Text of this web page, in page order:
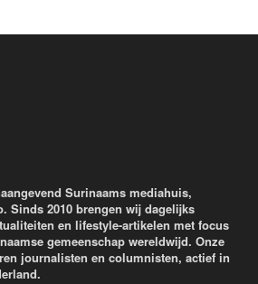
Surinaams mediahuis,
Sinds 2010 brengen wij dagelijks
en lifestyle-artikelen met focus
gemeenschap wereldwijd. Onze
journalisten en columnisten, actief in